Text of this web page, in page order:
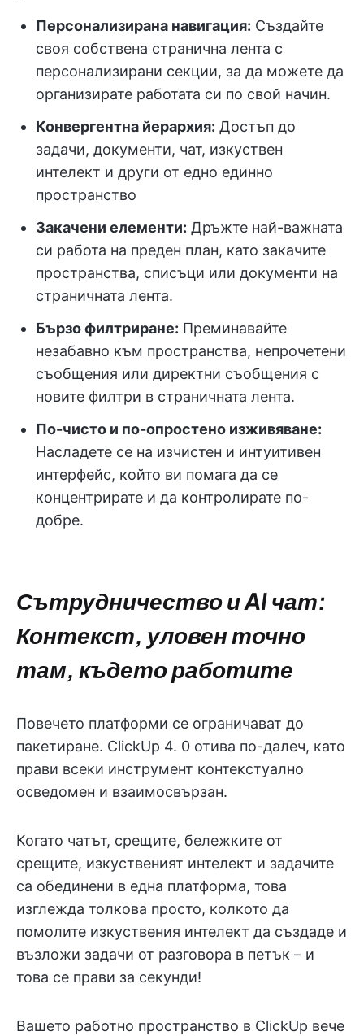
Персонализирана навигация: Създайте
своя собствена странична лента с
персонализирани секции, за да можете да
организирате работата си по свой начин.
Конвергентна йерархия: Достъп до
задачи, документи, чат, изкуствен
интелект и други от едно единно
пространство
Закачени елементи: Дръжте най-важната
си работа на преден план, като закачите
пространства, списъци или документи на
страничната лента.
Бързо филтриране: Преминавайте
незабавно към пространства, непрочетени
съобщения или директни съобщения с
новите филтри в страничната лента.
По-чисто и по-опростено изживяване:
Насладете се на изчистен и интуитивен
интерфейс, който ви помага да се
концентрирате и да контролирате по-
добре.
Сътрудничество и AI чат:
Контекст, уловен точно
там, където работите
Повечето платформи се ограничават до
пакетиране. ClickUp 4. 0 отива по-далеч, като
прави всеки инструмент контекстуално
осведомен и взаимосвързан.
Когато чатът, срещите, бележките от
срещите, изкуственият интелект и задачите
са обединени в една платформа, това
изглежда толкова просто, колкото да
помолите изкуствения интелект да създаде и
възложи задачи от разговора в петък – и
това се прави за секунди!
Вашето работно пространство в ClickUp вече